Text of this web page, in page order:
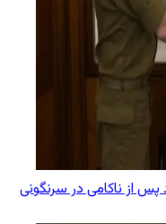
از ناکامی در سرنگونی